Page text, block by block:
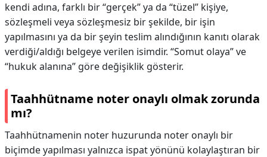
kendi adına, farklı bir “gerçek” ya da “tüzel” kişiye,
sözleşmeli veya sözleşmesiz bir şekilde, bir işin
yapılmasını ya da bir şeyin teslim alındığının kanıtı olarak
verdiği/aldığı belgeye verilen isimdir. “Somut olaya” ve
“hukuk alanına” göre değişiklik gösterir.
Taahhütname noter onaylı olmak zorunda
mı?
Taahhütnamenin noter huzurunda noter onaylı bir
biçimde yapılması yalnızca ispat yönünü kolaylaştıran bir